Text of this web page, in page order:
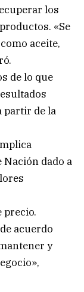
los
«Se
aceite,
de lo que
partir de la
dado a
precio.
acuerdo
y